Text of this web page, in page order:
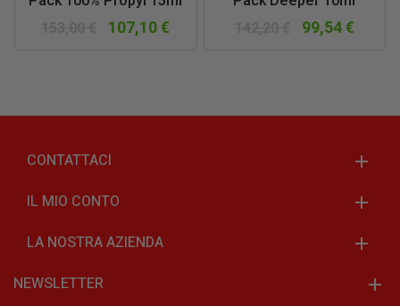
107,10 € 99,54 €
CONTATTACI
IL MIO CONTO
LA NOSTRA AZIENDA
NEWSLETTER